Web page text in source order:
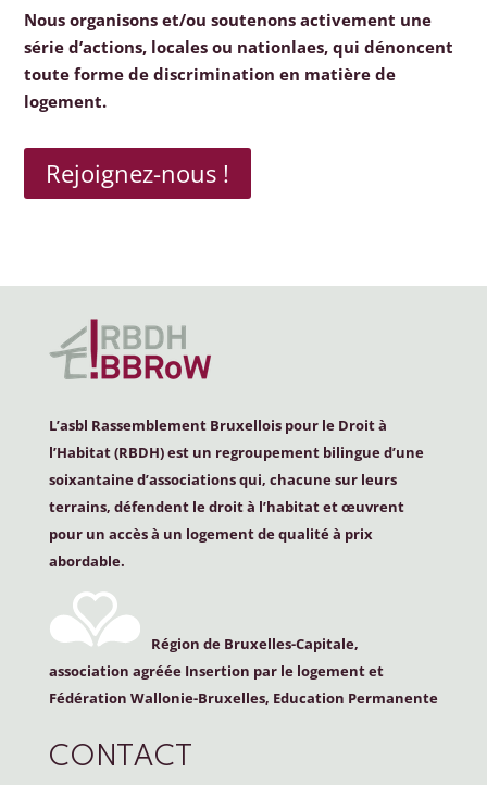
Nous organisons et/ou soutenons activement une
série d’actions, locales ou nationlaes, qui dénoncent
toute forme de discrimination en matière de
logement.
Rejoignez-nous !
L’asbl Rassemblement Bruxellois pour le Droit à
l’Habitat (RBDH) est un regroupement bilingue d’une
soixantaine d’associations qui, chacune sur leurs
terrains, défendent le droit à l’habitat et œuvrent
pour un accès à un logement de qualité à prix
abordable.
Région de Bruxelles-Capitale,
association agréée Insertion par le logement et
Fédération Wallonie-Bruxelles, Education Permanente
CONTACT